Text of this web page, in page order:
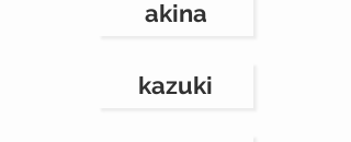
akina
kazuki